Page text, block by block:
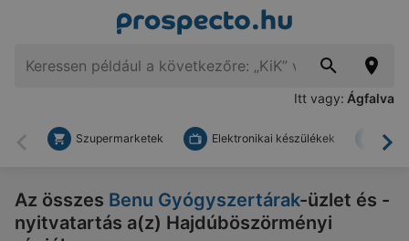
Itt vagy: Ágfalva
Vissza
Szupermarketek Elektronikai készülékek
Az összes Benu Gyógyszertárak-üzlet és -
nyitvatartás a(z) Hajdúböszörményi